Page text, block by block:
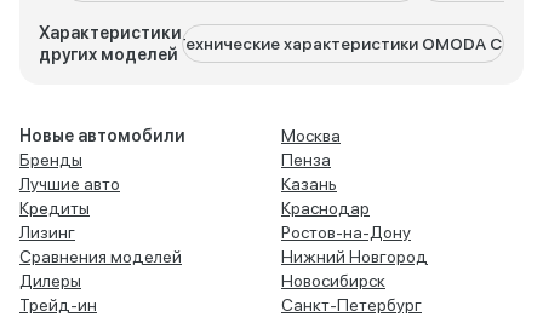
Характеристики
других моделей
Технические характеристики OMODA C7
Новые автомобили
Бренды
Лучшие авто
Кредиты
Лизинг
Сравнения моделей
Дилеры
Трейд-ин
Москва
Пенза
Казань
Краснодар
Ростов-на-Дону
Нижний Новгород
Новосибирск
Санкт-Петербург